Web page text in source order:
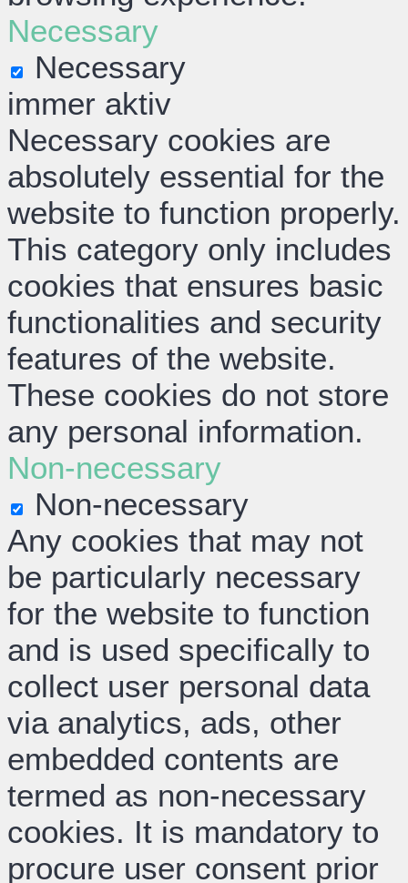
Necessary
Necessary
immer aktiv
Necessary cookies are
absolutely essential for the
website to function properly.
This category only includes
cookies that ensures basic
functionalities and security
features of the website.
These cookies do not store
any personal information.
Non-necessary
Non-necessary
Any cookies that may not
be particularly necessary
for the website to function
and is used specifically to
collect user personal data
via analytics, ads, other
embedded contents are
termed as non-necessary
cookies. It is mandatory to
procure user consent prior